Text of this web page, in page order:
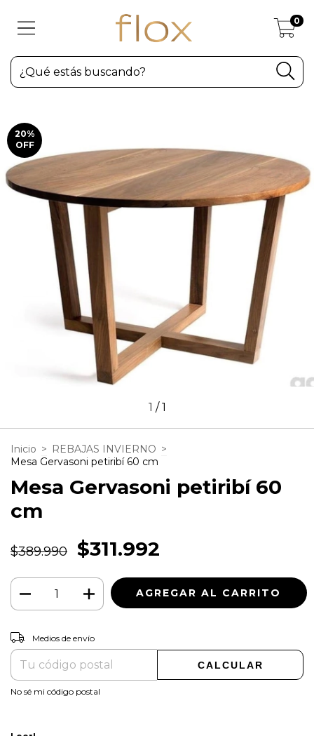
0
20%
OFF
1 /1
Inicio > REBAJAS INVIERNO >
Mesa Gervasoni petiribí 60 cm
Mesa Gervasoni petiribí 60
cm
$389.990 $311.992
Entregas para el CP:
Medios de envío
CALCULAR
No sé mi código postal